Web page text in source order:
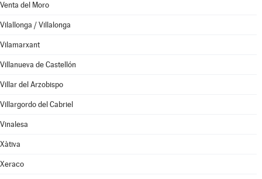
Venta del Moro
Vilallonga / Villalonga
Vilamarxant
Villanueva de Castellón
Villar del Arzobispo
Villargordo del Cabriel
Vinalesa
Xàtiva
Xeraco